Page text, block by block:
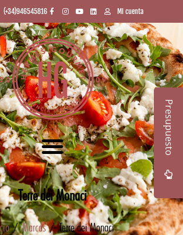
(+34)946545816 Mi cuenta
Terre dei Monaci
/Marcas/ Terre dei Monaci
Presupuesto